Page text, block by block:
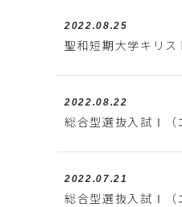
2022.08.25
聖和短期大学キリ
2022.08.22
総合型選抜入試Ⅰ（
2022.07.21
総合型選抜入試Ⅰ（